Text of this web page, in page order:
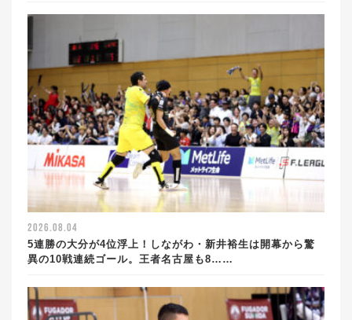
2026.08.04
5連勝の大分が4位浮上！しながわ・新井裕生は開幕から驚
異の10戦連続ゴール。王者名古屋も8……